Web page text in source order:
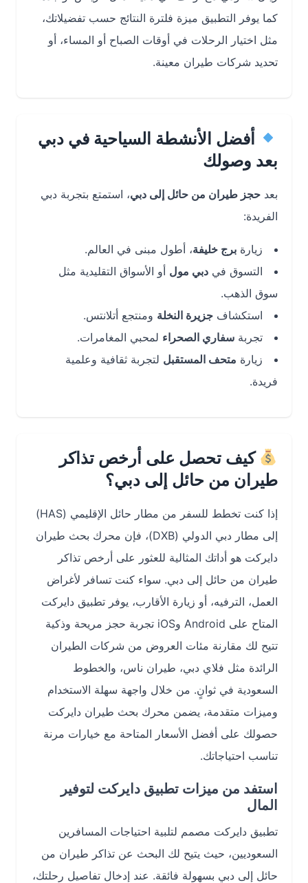
كما يوفر التطبيق ميزة فلترة النتائج حسب تفضيلاتك،
مثل اختيار الرحلات في أوقات الصباح أو المساء، أو
تحديد شركات طيران معينة.
أفضل الأنشطة السياحية في دبي
بعد وصولك
حجز طيران من حائل إلى دبي، استمتع بتجربة دبي
الفريدة:
زيارة برج خليفة ، أطول مبنى في العالم.
التسوق فيدبي مول أو الأسواق التقليدية مثل
سوق الذهب.
استكشافجزيرة النخلة ومنتجع أتلانتس.
تجربةسفاري الصحراءلمحبي المغامرات.
زيارة
متحف المستقبللتجربة ثقافية وعلمية
كيف تحصل على أرخص تذاكر
طيران من حائل إلى دبي؟
إذا كنت تخطط للسفر من مطار حائل الإقليمي (HAS)
إلى مطار دبي الدولي (DXB)، فإن محرك بحث طيران
دايركت هو أداتك المثالية للعثور على أرخص تذاكر
طيران من حائل إلى دبي. سواء كنت تسافر لأغراض
العمل، الترفيه، أو زيارة الأقارب، يوفر تطبيق دايركت
المتاح على Android وiOS تجربة حجز مريحة وذكية
تتيح لك مقارنة مئات العروض من شركات الطيران
الرائدة مثل فلاي دبي، طيران ناس، والخطوط
السعودية في ثوانٍ. من خلال واجهة سهلة الاستخدام
وميزات متقدمة، يضمن محرك بحث طيران دايركت
حصولك على أفضل الأسعار المتاحة مع خيارات مرنة
تناسب احتياجاتك.
استفد من ميزات تطبيق دايركت لتوفير
تطبيق دايركت مصمم لتلبية احتياجات المسافرين
السعوديين، حيث يتيح لك البحث عن تذاكر طيران من
حائل إلى دبي بسهولة فائقة. عند إدخال تفاصيل رحلتك،